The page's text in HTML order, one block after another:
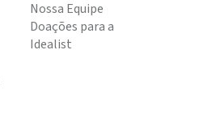
Nossa Equipe
Doações para a
Idealist